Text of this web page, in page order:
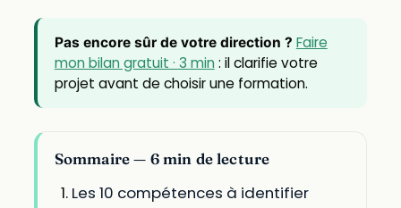
Pas encore sûr de votre direction ? Faire
mon bilan gratuit · 3 min: il clarifie votre
projet avant de choisir une formation.
Sommaire — 6 min de lecture
Les 10 compétences à identifier